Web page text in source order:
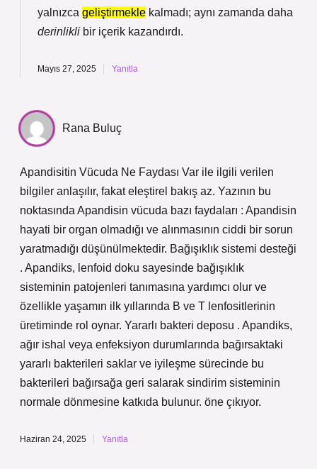
yalnızca geliştirmekle kalmadı; aynı zamanda daha
derinlikli bir içerik kazandırdı.
Mayıs 27, 2025 Yanıtla
Rana Buluç
Apandisitin Vücuda Ne Faydası Var ile ilgili verilen
bilgiler anlaşılır, fakat eleştirel bakış az. Yazının bu
noktasında Apandisin vücuda bazı faydaları : Apandisin
hayati bir organ olmadığı ve alınmasının ciddi bir sorun
yaratmadığı düşünülmektedir. Bağışıklık sistemi desteği
. Apandiks, lenfoid doku sayesinde bağışıklık
sisteminin patojenleri tanımasına yardımcı olur ve
özellikle yaşamın ilk yıllarında B ve T lenfositlerinin
üretiminde rol oynar. Yararlı bakteri deposu . Apandiks,
ağır ishal veya enfeksiyon durumlarında bağırsaktaki
yararlı bakterileri saklar ve iyileşme sürecinde bu
bakterileri bağırsağa geri salarak sindirim sisteminin
normale dönmesine katkıda bulunur. öne çıkıyor.
Haziran 24, 2025 Yanıtla